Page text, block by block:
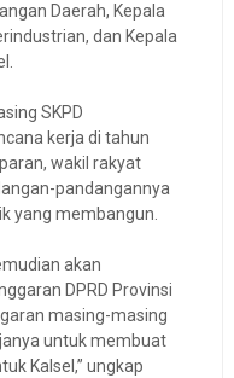
Daerah, Kepala
dan Kepala
SKPD
kerja di tahun
wakil rakyat
pandangannya
yang membangun.
akan
DPRD Provinsi
masing-masing
untuk membuat
Kalsel,” ungkap